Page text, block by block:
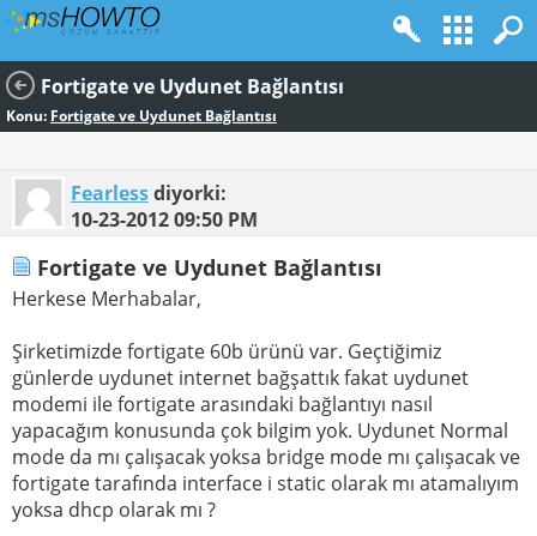
Fortigate ve Uydunet Bağlantısı
Konu: Fortigate ve Uydunet Bağlantısı
Fearlessdiyorki:
10-23-201209:50 PM
Fortigate ve Uydunet Bağlantısı
Herkese Merhabalar,
Şirketimizde fortigate 60b ürünü var. Geçtiğimiz
günlerde uydunet internet bağşattık fakat uydunet
modemi ile fortigate arasındaki bağlantıyı nasıl
yapacağım konusunda çok bilgim yok. Uydunet Normal
mode da mı çalışacak yoksa bridge mode mı çalışacak ve
fortigate tarafında interface i static olarak mı atamalıyım
yoksa dhcp olarak mı ?